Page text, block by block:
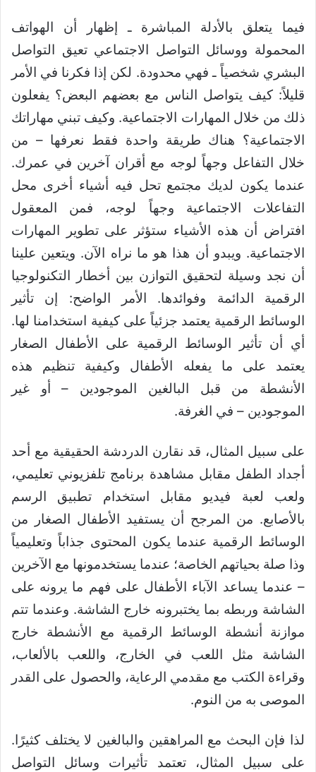
فيما يتعلق بالأدلة المباشرة ـ إظهار أن الهواتف
المحمولة ووسائل التواصل الاجتماعي تعيق التواصل
البشري شخصياً ـ فهي محدودة. لكن إذا فكرنا في الأمر
قليلاً: كيف يتواصل الناس مع بعضهم البعض؟ يفعلون
ذلك من خلال المهارات الاجتماعية. وكيف تبني مهاراتك
الاجتماعية؟ هناك طريقة واحدة فقط نعرفها – من
خلال التفاعل وجهاً لوجه مع أقران آخرين في عمرك.
عندما يكون لديك مجتمع تحل فيه أشياء أخرى محل
التفاعلات الاجتماعية وجهاً لوجه، فمن المعقول
افتراض أن هذه الأشياء ستؤثر على تطوير المهارات
الاجتماعية. ويبدو أن هذا هو ما نراه الآن. ويتعين علينا
أن نجد وسيلة لتحقيق التوازن بين أخطار التكنولوجيا
الرقمية الدائمة وفوائدها. الأمر الواضح: إن تأثير
الوسائط الرقمية يعتمد جزئياً على كيفية استخدامنا لها.
أي أن تأثير الوسائط الرقمية على الأطفال الصغار
يعتمد على ما يفعله الأطفال وكيفية تنظيم هذه
الأنشطة من قبل البالغين الموجودين – أو غير
الموجودين – في الغرفة.
على سبيل المثال، قد نقارن الدردشة الحقيقية مع أحد
أجداد الطفل مقابل مشاهدة برنامج تلفزيوني تعليمي،
ولعب لعبة فيديو مقابل استخدام تطبيق الرسم
بالأصابع. من المرجح أن يستفيد الأطفال الصغار من
الوسائط الرقمية عندما يكون المحتوى جذاباً وتعليمياً
وذا صلة بحياتهم الخاصة؛ عندما يستخدمونها مع الآخرين
– عندما يساعد الآباء الأطفال على فهم ما يرونه على
الشاشة وربطه بما يختبرونه خارج الشاشة. وعندما تتم
موازنة أنشطة الوسائط الرقمية مع الأنشطة خارج
الشاشة مثل اللعب في الخارج، واللعب بالألعاب،
وقراءة الكتب مع مقدمي الرعاية، والحصول على القدر
الموصى به من النوم.
لذا فإن البحث مع المراهقين والبالغين لا يختلف كثيرًا.
على سبيل المثال، تعتمد تأثيرات وسائل التواصل